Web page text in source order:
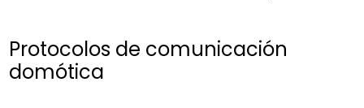
Protocolos de comunicación
domótica